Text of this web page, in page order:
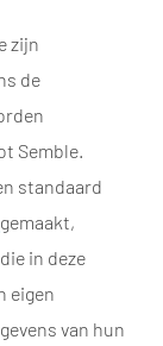
zijn
de
Semble.
standaard
gemaakt,
in deze
eigen
van hun